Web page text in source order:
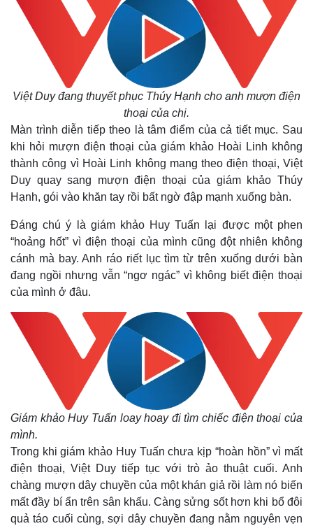
Việt Duy đang thuyết phục Thúy Hạnh cho anh mượn điện
thoại của chị.
Màn trình diễn tiếp theo là tâm điểm của cả tiết mục. Sau
khi hỏi mượn điện thoại của giám khảo Hoài Linh không
thành công vì Hoài Linh không mang theo điện thoại, Việt
Duy quay sang mượn điện thoại của giám khảo Thúy
Hạnh, gói vào khăn tay rồi bất ngờ đập mạnh xuống bàn.
Đáng chú ý là giám khảo Huy Tuấn lại được một phen
“hoảng hốt” vì điện thoại của mình cũng đột nhiên không
cánh mà bay. Anh ráo riết lục tìm từ trên xuống dưới bàn
đang ngồi nhưng vẫn “ngơ ngác” vì không biết điện thoại
của mình ở đâu.
Giám khảo Huy Tuấn loay hoay đi tìm chiếc điện thoại của
mình.
Trong khi giám khảo Huy Tuấn chưa kịp “hoàn hồn” vì mất
điện thoại, Việt Duy tiếp tục với trò ảo thuật cuối. Anh
chàng mượn dây chuyền của một khán giả rồi làm nó biến
mất đầy bí ẩn trên sân khấu. Càng sửng sốt hơn khi bổ đôi
quả táo cuối cùng, sợi dây chuyền đang nằm nguyên vẹn